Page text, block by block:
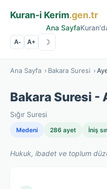
Kuran-i Kerim.gen.tr
Ana Sayfa
A- A+ ☽
Ana Sayfa › Bakara Suresi ›
Bakara Suresi -
Sığır Suresi
Medeni 286 ayet İniş
Hukuk, ibadet ve toplum